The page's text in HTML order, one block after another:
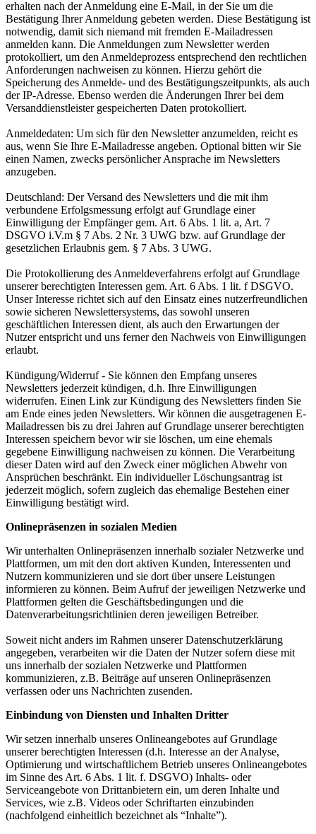
erhalten nach der Anmeldung eine E-Mail, in der Sie um die
Bestätigung Ihrer Anmeldung gebeten werden. Diese Bestätigung ist
notwendig, damit sich niemand mit fremden E-Mailadressen
anmelden kann. Die Anmeldungen zum Newsletter werden
protokolliert, um den Anmeldeprozess entsprechend den rechtlichen
Anforderungen nachweisen zu können. Hierzu gehört die
Speicherung des Anmelde- und des Bestätigungszeitpunkts, als auch
der IP-Adresse. Ebenso werden die Änderungen Ihrer bei dem
Versanddienstleister gespeicherten Daten protokolliert.
Anmeldedaten: Um sich für den Newsletter anzumelden, reicht es
aus, wenn Sie Ihre E-Mailadresse angeben. Optional bitten wir Sie
einen Namen, zwecks persönlicher Ansprache im Newsletters
anzugeben.
Deutschland: Der Versand des Newsletters und die mit ihm
verbundene Erfolgsmessung erfolgt auf Grundlage einer
Einwilligung der Empfänger gem. Art. 6 Abs. 1 lit. a, Art. 7
DSGVO i.V.m § 7 Abs. 2 Nr. 3 UWG bzw. auf Grundlage der
gesetzlichen Erlaubnis gem. § 7 Abs. 3 UWG.
Die Protokollierung des Anmeldeverfahrens erfolgt auf Grundlage
unserer berechtigten Interessen gem. Art. 6 Abs. 1 lit. f DSGVO.
Unser Interesse richtet sich auf den Einsatz eines nutzerfreundlichen
sowie sicheren Newslettersystems, das sowohl unseren
geschäftlichen Interessen dient, als auch den Erwartungen der
Nutzer entspricht und uns ferner den Nachweis von Einwilligungen
erlaubt.
Kündigung/Widerruf - Sie können den Empfang unseres
Newsletters jederzeit kündigen, d.h. Ihre Einwilligungen
widerrufen. Einen Link zur Kündigung des Newsletters finden Sie
am Ende eines jeden Newsletters. Wir können die ausgetragenen E-
Mailadressen bis zu drei Jahren auf Grundlage unserer berechtigten
Interessen speichern bevor wir sie löschen, um eine ehemals
gegebene Einwilligung nachweisen zu können. Die Verarbeitung
dieser Daten wird auf den Zweck einer möglichen Abwehr von
Ansprüchen beschränkt. Ein individueller Löschungsantrag ist
jederzeit möglich, sofern zugleich das ehemalige Bestehen einer
Einwilligung bestätigt wird.
Onlinepräsenzen in sozialen Medien
Wir unterhalten Onlinepräsenzen innerhalb sozialer Netzwerke und
Plattformen, um mit den dort aktiven Kunden, Interessenten und
Nutzern kommunizieren und sie dort über unsere Leistungen
informieren zu können. Beim Aufruf der jeweiligen Netzwerke und
Plattformen gelten die Geschäftsbedingungen und die
Datenverarbeitungsrichtlinien deren jeweiligen Betreiber.
Soweit nicht anders im Rahmen unserer Datenschutzerklärung
angegeben, verarbeiten wir die Daten der Nutzer sofern diese mit
uns innerhalb der sozialen Netzwerke und Plattformen
kommunizieren, z.B. Beiträge auf unseren Onlinepräsenzen
verfassen oder uns Nachrichten zusenden.
Einbindung von Diensten und Inhalten Dritter
Wir setzen innerhalb unseres Onlineangebotes auf Grundlage
unserer berechtigten Interessen (d.h. Interesse an der Analyse,
Optimierung und wirtschaftlichem Betrieb unseres Onlineangebotes
im Sinne des Art. 6 Abs. 1 lit. f. DSGVO) Inhalts- oder
Serviceangebote von Drittanbietern ein, um deren Inhalte und
Services, wie z.B. Videos oder Schriftarten einzubinden
(nachfolgend einheitlich bezeichnet als “Inhalte”).